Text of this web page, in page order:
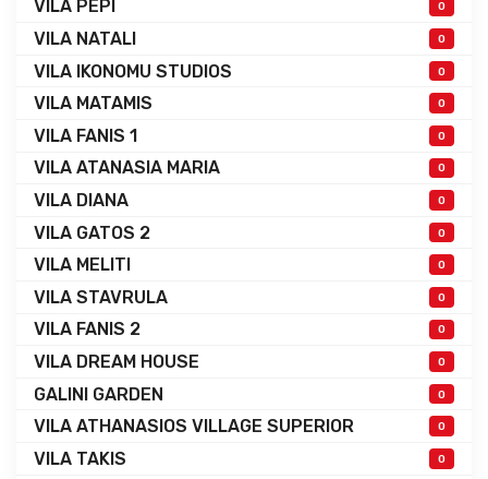
VILA PEPI 0
VILA NATALI 0
VILA IKONOMU STUDIOS 0
VILA MATAMIS 0
VILA FANIS 1 0
VILA ATANASIA MARIA 0
VILA DIANA 0
VILA GATOS 2 0
VILA MELITI 0
VILA STAVRULA 0
VILA FANIS 2 0
VILA DREAM HOUSE 0
GALINI GARDEN 0
VILA ATHANASIOS VILLAGE SUPERIOR 0
VILA TAKIS 0